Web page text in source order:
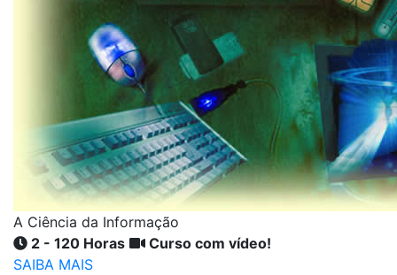
A Ciência da Informação
2 - 120 Horas
Curso com vídeo!
SAIBA MAIS